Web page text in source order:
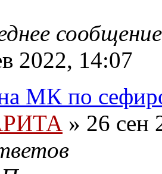
сообщение
2022, 14:07
МК по
» 26 сен